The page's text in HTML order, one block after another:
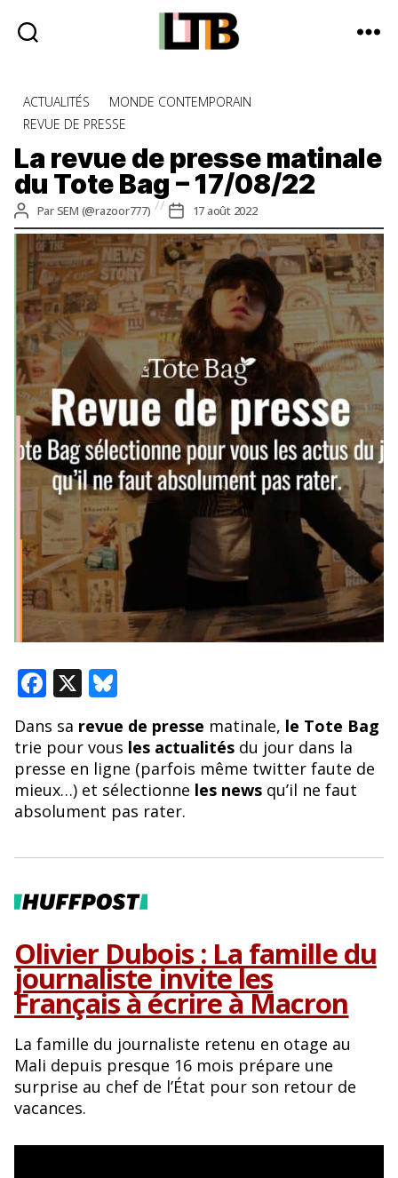
Bag
Média
d'information
quotidienne
Catégories
ACTUALITÉS
MONDE CONTEMPORAIN
REVUE DE PRESSE
La revue de presse matinale
du Tote Bag – 17/08/22
Auteur
de
l’article
ParSEM (@razoor777)
Date
de
l’article
17 août 2022
F
e
b
o
o
k
X Bl
u
e
sk
y
Dans sa revue de presse matinale, le Tote Bag
trie pour vous les actualitésdu jour dans la
presse en ligne (parfois même twitter faute de
mieux…) et sélectionne les newsqu’il ne faut
absolument pas rater.
Olivier Dubois : La famille du
journaliste invite les
Français à écrire à Macron
La famille du journaliste retenu en otage au
Mali depuis presque 16 mois prépare une
surprise au chef de l’État pour son retour de
vacances.